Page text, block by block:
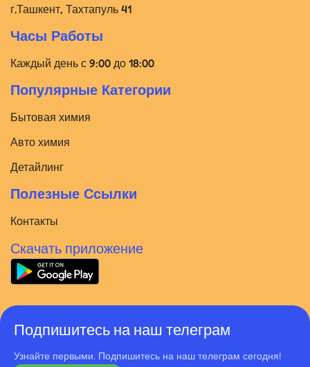
г.Ташкент, Тахтапуль 41
Часы Работы
Каждый день с 9:00 до 18:00
Популярные Категории
Бытовая химия
Авто химия
Детайлинг
Полезные Ссылки
Контакты
Скачать приложение
Подпишитесь на наш телеграм
Узнайте первыми. Подпишитесь на наш телеграм сегодня!